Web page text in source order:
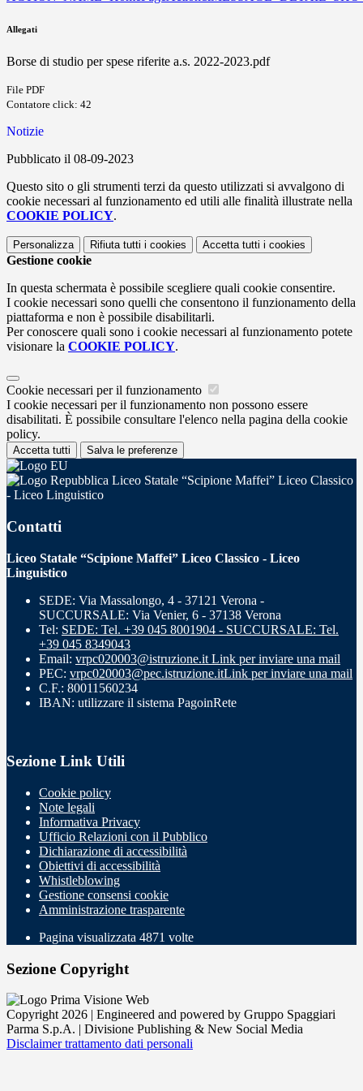
Allegati
Borse di studio per spese riferite a.s. 2022-2023.pdf
File PDF
Contatore click: 42
Notizie
Pubblicato il 08-09-2023
Questo sito o gli strumenti terzi da questo utilizzati si avvalgono di
cookie necessari al funzionamento ed utili alle finalità illustrate nella
COOKIE POLICY.
Personalizza Rifiuta tutti i cookies Accetta tutti i cookies
Gestione cookie
In questa schermata è possibile scegliere quali cookie consentire.
I cookie necessari sono quelli che consentono il funzionamento della
piattaforma e non è possibile disabilitarli.
Per conoscere quali sono i cookie necessari al funzionamento potete
visionare la COOKIE POLICY.
Cookie necessari per il funzionamento
I cookie necessari per il funzionamento non possono essere
disabilitati. È possibile consultare l'elenco nella pagina della cookie
policy.
Accetta tutti Salva le preferenze
Liceo Statale “Scipione Maffei” Liceo Classico
- Liceo Linguistico
Contatti
Liceo Statale “Scipione Maffei” Liceo Classico - Liceo
Linguistico
SEDE: Via Massalongo, 4 - 37121 Verona -
SUCCURSALE: Via Venier, 6 - 37138 Verona
Tel: SEDE: Tel. +39 045 8001904 - SUCCURSALE: Tel.
+39 045 8349043
Email: vrpc020003@istruzione.it Link per inviare una mail
PEC: vrpc020003@pec.istruzione.itLink per inviare una mail
C.F.: 80011560234
IBAN: utilizzare il sistema PagoinRete
Sezione Link Utili
Cookie policy
Note legali
Informativa Privacy
Ufficio Relazioni con il Pubblico
Dichiarazione di accessibilità
Obiettivi di accessibilità
Whistleblowing
Gestione consensi cookie
Amministrazione trasparente
Pagina visualizzata 4871 volte
Sezione Copyright
Copyright 2026 | Engineered and powered by Gruppo Spaggiari
Parma S.p.A. | Divisione Publishing & New Social Media
Disclaimer trattamento dati personali